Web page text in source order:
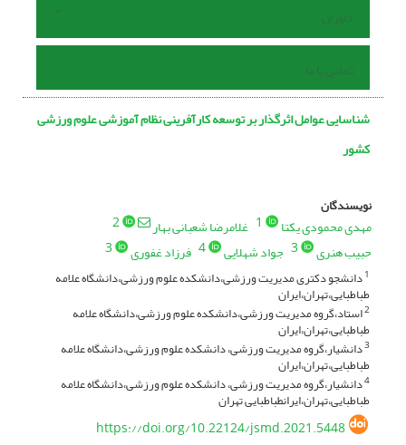
داوران
تماس با ما
شناسایی عوامل اثرگذار بر توسعه کارآفرینی نظام آموزشی علوم ورزشی
کشور
نویسندگان
مهدی محمودی یکتا 1 غلامرضا شعبانی بهار
2
حبیب هنری
3 جواد شهلایی 4 فرزاد غفوری 3
1دانشجو دکتری مدیریت ورزشی،دانشکده علوم ورزشی،دانشگاه علامه
طباطبایی،تهران،ایران
2استاد،گروه مدیریت ورزشی،دانشکده علوم ورزشی،دانشگاه علامه
طباطبایی،تهران،ایران
3دانشیار،گروه مدیریت ورزشی، دانشکده علوم ورزشی،دانشگاه علامه
طباطبایی،تهران،ایران
4دانشیار،گروه مدیریت ورزشی، دانشکده علوم ورزشی،دانشگاه علامه
طباطبایی،تهران،ایرانطباطبایی تهران
https://doi.org/10.22124/jsmd.2021.5448